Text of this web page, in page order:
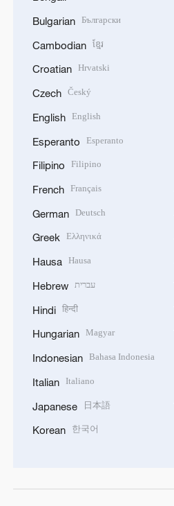
Bulgarian Български
Cambodian ខ្មែរ
Croatian Hrvatski
Czech Český
English English
Esperanto Esperanto
Filipino Filipino
French Français
German Deutsch
Greek Ελληνικά
Hausa Hausa
Hebrew עברית
Hindi हिन्दी
Hungarian Magyar
Indonesian Bahasa Indonesia
Italian Italiano
Japanese 日本語
Korean 한국어